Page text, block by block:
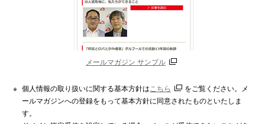
メールマガジン サンプル
※ 個人情報の取り扱いに関する基本方針は こちら
をご覧ください。メ
ールマガジンへの登録をもって基本方針に同意されたものといたしま
す。